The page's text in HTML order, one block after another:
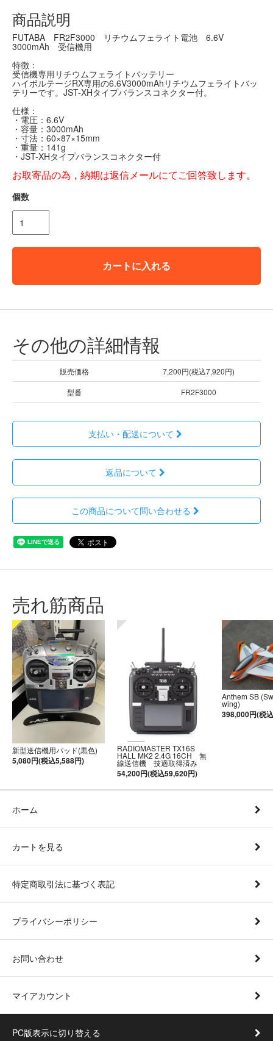
商品説明
FUTABA FR2F3000 リチウムフェライト電池 6.6V
3000mAh 受信機用
特徴：
受信機専用リチウムフェライトバッテリー
ハイボルテージRX専用の6.6V3000mAhリチウムフェライトバッ
テリーです。JST-XHタイプバランスコネクター付。
仕様：
・電圧：6.6V
・容量：3000mAh
・寸法：60×87×15mm
・重量：141g
・JST-XHタイプバランスコネクター付
お取寄品の為，納期は返信メールにてご回答致します。
個数
カートに入れる
その他の詳細情報
販売価格
7,200円(税込7,920円)
型番
FR2F3000
支払い・配送について
返品について
この商品について問い合わせる
売れ筋商品
新型送信機用パッド(黒色)
5,080円(税込5,588円)
RADIOMASTER TX16S
HALL MK2 2.4G 16CH 無
線送信機 技適取得済み
54,200円(税込59,620円)
Anthem SB
wing)
398,000円(税
ホーム
カートを見る
特定商取引法に基づく表記
プライバシーポリシー
お問い合わせ
マイアカウント
PC版表示に切り替える